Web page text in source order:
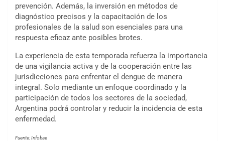
prevención. Además, la inversión en métodos de
diagnóstico precisos y la capacitación de los
profesionales de la salud son esenciales para una
respuesta eficaz ante posibles brotes.
La experiencia de esta temporada refuerza la importancia
de una vigilancia activa y de la cooperación entre las
jurisdicciones para enfrentar el dengue de manera
integral. Solo mediante un enfoque coordinado y la
participación de todos los sectores de la sociedad,
Argentina podrá controlar y reducir la incidencia de esta
enfermedad.
Fuente: Infobae